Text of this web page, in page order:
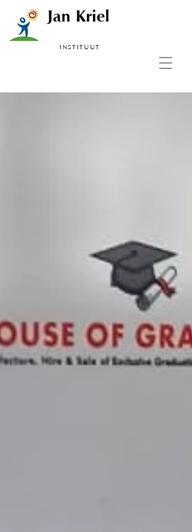
Jan Kriel
INSTITUUT